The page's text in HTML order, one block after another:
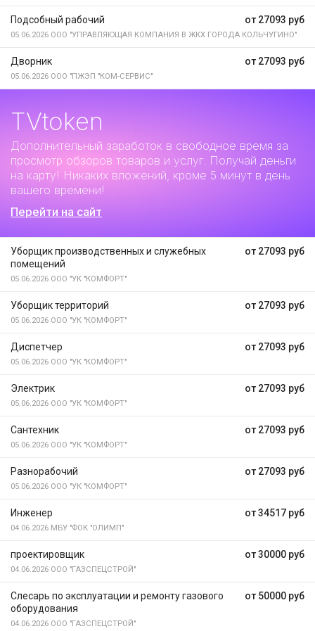
от 27093 руб
Подсобный рабочий
05.06.2026 ООО "УПРАВЛЯЮЩАЯ КОМПАНИЯ В ЖКХ ГОРОДА КОЛЬЧУГИНО"
от 27093 руб
Дворник
05.06.2026 ООО "ПЖЭП "КОМ-СЕРВИС"
TVtoken
Дополнительный заработок в свободное время за
просмотр обзоров товаров и услуг. Получай деньги
на карту! Никаких вложений, кроме 5 минут в день
вашего времени!
Перейти на сайт
от 27093 руб
Уборщик производственных и служебных
помещений
05.06.2026 ООО "УК "КОМФОРТ"
от 27093 руб
Уборщик территорий
05.06.2026 ООО "УК "КОМФОРТ"
от 27093 руб
Диспетчер
05.06.2026 ООО "УК "КОМФОРТ"
от 27093 руб
Электрик
05.06.2026 ООО "УК "КОМФОРТ"
от 27093 руб
Сантехник
05.06.2026 ООО "УК "КОМФОРТ"
от 27093 руб
Разнорабочий
05.06.2026 ООО "УК "КОМФОРТ"
от 34517 руб
Инженер
04.06.2026 МБУ "ФОК "ОЛИМП"
от 30000 руб
проектировщик
04.06.2026 ООО "ГАЗСПЕЦСТРОЙ"
от 50000 руб
Слесарь по эксплуатации и ремонту газового
оборудования
04.06.2026 ООО "ГАЗСПЕЦСТРОЙ"